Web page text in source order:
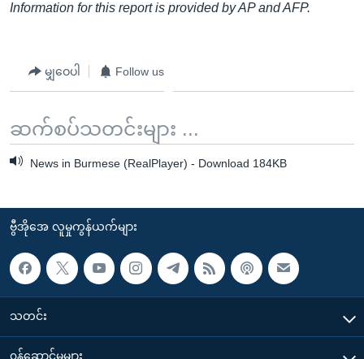
Information for this report is provided by AP and AFP.
မျှဝေပါ Follow us
ဆက်စပ်သတင်းများ ...
News in Burmese (RealPlayer) - Download 184KB
ဗွီအိုအေ လူမှုကွန်ယက်များ
သတင်း
၀န်ဆောင်မှုများ